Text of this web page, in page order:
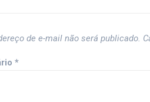
de e-mail não será publicado.
*